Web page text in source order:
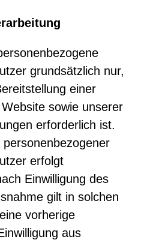
grundsätzlich nur,
einer
sowie unserer
erforderlich ist.
erfolgt
Einwilligung des
gilt in solchen
vorherige
aus